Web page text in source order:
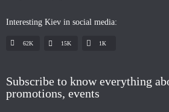
Interesting Kiev in social media:
62K 15K 1К
Subscribe to know everything
promotions, events